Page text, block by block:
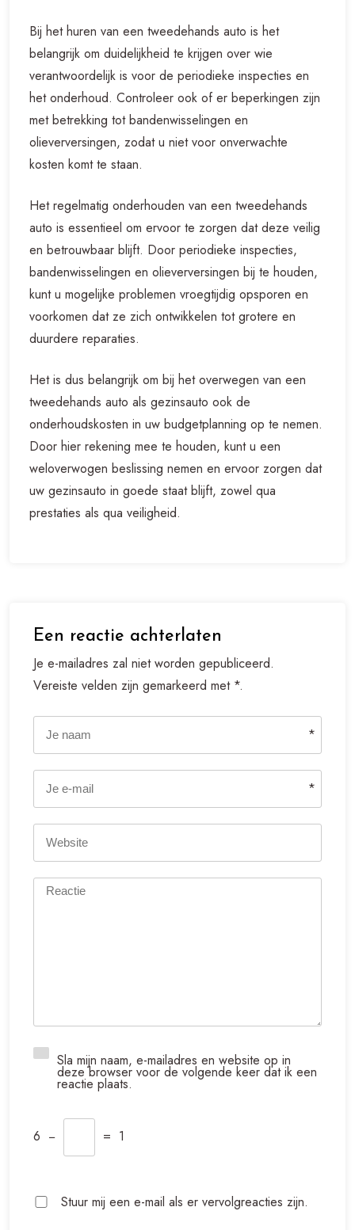
Bij het huren van een tweedehands auto is het
belangrijk om duidelijkheid te krijgen over wie
verantwoordelijk is voor de periodieke inspecties en
het onderhoud. Controleer ook of er beperkingen zijn
met betrekking tot bandenwisselingen en
olieverversingen, zodat u niet voor onverwachte
kosten komt te staan.
Het regelmatig onderhouden van een tweedehands
auto is essentieel om ervoor te zorgen dat deze veilig
en betrouwbaar blijft. Door periodieke inspecties,
bandenwisselingen en olieverversingen bij te houden,
kunt u mogelijke problemen vroegtijdig opsporen en
voorkomen dat ze zich ontwikkelen tot grotere en
duurdere reparaties.
Het is dus belangrijk om bij het overwegen van een
tweedehands auto als gezinsauto ook de
onderhoudskosten in uw budgetplanning op te nemen.
Door hier rekening mee te houden, kunt u een
weloverwogen beslissing nemen en ervoor zorgen dat
uw gezinsauto in goede staat blijft, zowel qua
prestaties als qua veiligheid.
Een reactie achterlaten
Je e-mailadres zal niet worden gepubliceerd.
Vereiste velden zijn gemarkeerd met *.
*
*
Sla mijn naam, e-mailadres en website op in
deze browser voor de volgende keer dat ik een
reactie plaats.
6 − = 1
Stuur mij een e-mail als er vervolgreacties zijn.